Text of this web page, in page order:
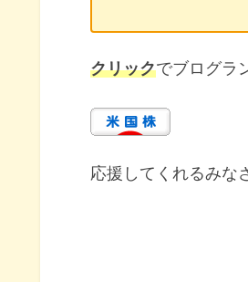
クリックでブログラ
応援してくれるみな